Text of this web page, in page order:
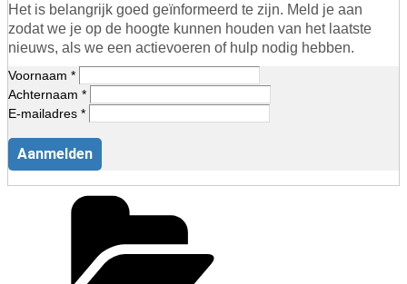
Het is belangrijk goed geïnformeerd te zijn. Meld je aan
zodat we je op de hoogte kunnen houden van het laatste
nieuws, als we een actievoeren of hulp nodig hebben.
Voornaam *
Achternaam *
E-mailadres *
Aanmelden